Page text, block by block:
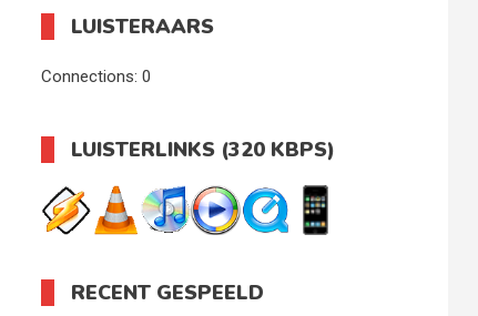
LUISTERAARS
Connections:0
LUISTERLINKS (320 KBPS)
RECENT GESPEELD